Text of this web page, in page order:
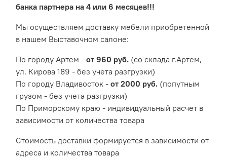
банка партнера на 4 или 6 месяцев!!!
Мы осуществляем доставку мебели приобретенной
в нашем Выставочном салоне:
По городу Артем - от 960 руб. (со склада г.Артем,
ул. Кирова 189 - без учета разгрузки)
По городу Владивосток - от 2000 руб. (попутным
грузом - без учета разгрузки)
По Приморскому краю - индивидуальный расчет в
зависимости от количества товара
Cтоимость доставки формируется в зависимости от
адреса и количества товара